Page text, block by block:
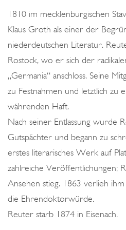
1810 im mecklenburgischen
Klaus Groth als einer der
niederdeutschen Literatur.
Rostock, wo er sich der
„Germania“ anschloss. Seine
zu Festnahmen und letztlich zu
währenden Haft.
Nach seiner Entlassung wurde
Gutspächter und begann zu
erstes literarisches Werk auf
zahlreiche Veröffentlichungen;
Ansehen stieg. 1863 verlieh
die Ehrendoktorwürde.
Reuter starb 1874 in Eisenach.